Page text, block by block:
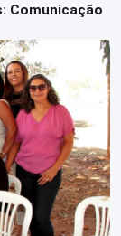
Comunicação